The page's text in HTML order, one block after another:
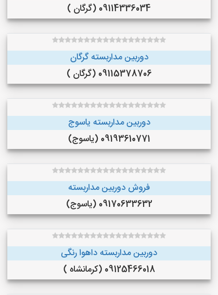
09114336034 (گرگان )
دوربین مداربسته گرگان
09115378706 (گرگان )
دوربین مداربسته یاسوج
09193610771 (یاسوج)
فروش دوربین مداربسته
09170633632 (یاسوج)
دوربین مداربسته داهوا رنگی
09125466018 (کرمانشاه )